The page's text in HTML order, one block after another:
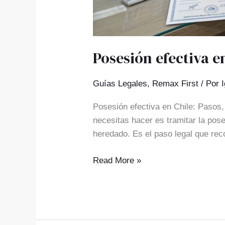
Posesión efectiva
Guías Legales, Remax First / Por
Posesión efectiva en Chile:
necesitas hacer es tramitar la
heredado. Es el paso legal que
Read More »